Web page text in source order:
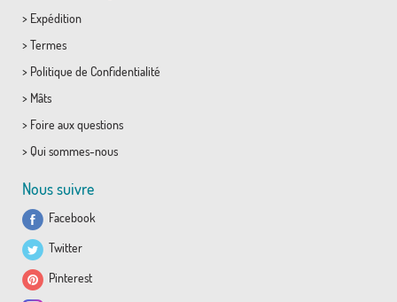
> Expédition
> Termes
> Politique de Confidentialité
> Mâts
> Foire aux questions
> Qui sommes-nous
Nous suivre
Facebook
Twitter
Pinterest